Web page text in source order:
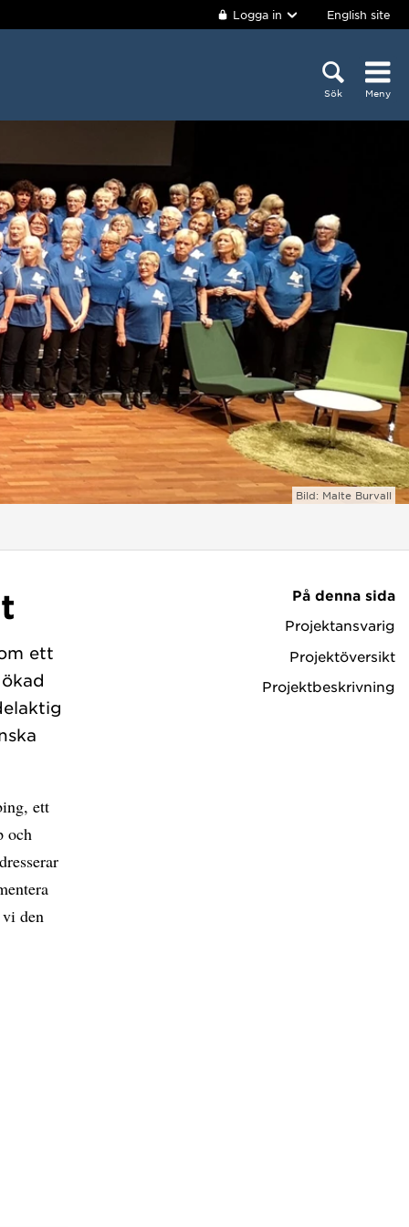
Logga in English site
Sök Meny
Bild: Malte Burvall
På denna sida
Projektansvarig
Projektöversikt
Projektbeskrivning
ett
ett
och
den